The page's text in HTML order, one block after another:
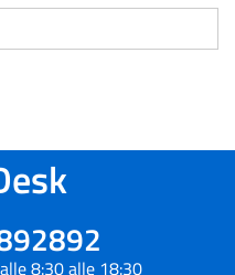
8:30 alle 18:30